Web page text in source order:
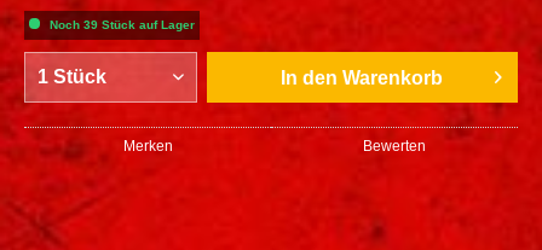
Noch 39 Stück auf Lager
In den Warenkorb
Merken Bewerten